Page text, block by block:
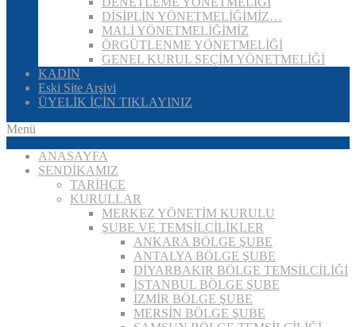
DİSİPLİN YÖNETMELİĞİMİZ…
MALİ YÖNETMELİĞİMİZ
ÖRGÜTLENME YÖNETMELİĞİ
GENEL KURUL SEÇİM YÖNETMELİĞİ
KADIN
Eski Site Arşivi
ÜYELİK İÇİN TIKLAYINIZ
Menü
ANASAYFA
SENDİKAMIZ
TARİHÇE
KURULLAR
MERKEZ YÖNETİM KURULU
ŞUBE VE TEMSİLCİLİKLER
ANKARA BÖLGE ŞUBE
ANTALYA BÖLGE ŞUBE
DİYARBAKIR BÖLGE TEMSİLCİLİĞİ
İSTANBUL BÖLGE ŞUBE
İZMİR BÖLGE ŞUBE
MERSİN BÖLGE ŞUBE